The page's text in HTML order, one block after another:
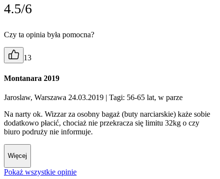
4.5/6
Czy ta opinia była pomocna?
13
Montanara 2019
Jaroslaw, Warszawa 24.03.2019 | Tagi: 56-65 lat, w parze
Na narty ok. Wizzar za osobny bagaż (buty narciarskie) każe sobie
dodatkowo płacić, chociaż nie przekracza się limitu 32kg o czy
biuro podruży nie informuje.
Więcej
Pokaż wszystkie opinie